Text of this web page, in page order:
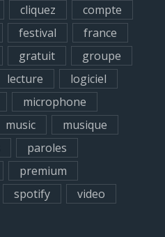
cliquez
compte
festival
france
gratuit
groupe
lecture
logiciel
microphone
music
musique
paroles
premium
spotify
video